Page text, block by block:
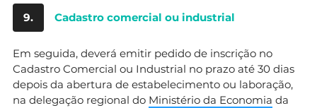
9. Cadastro comercial ou industrial
Em seguida, deverá emitir pedido de inscrição no
Cadastro Comercial ou Industrial no prazo até 30 dias
depois da abertura de estabelecimento ou laboração,
na delegação regional do Ministério da Economia da